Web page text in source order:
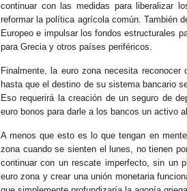
continuar con las medidas para liberalizar
reformar la política agrícola común. También
Europeo e impulsar los fondos estructurales
para Grecia y otros países periféricos.
Finalmente, la euro zona necesita
hasta que el destino de su sistema bancario
Eso requerirá la creación de un seguro de
euro bonos para darle a los bancos un activo
A menos que esto es lo que tengan en
zona cuando se sienten el lunes, no tienen
continuar con un rescate imperfecto, sin un
euro zona y crear una unión monetaria